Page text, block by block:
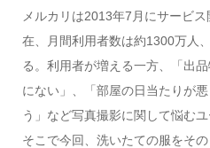
メルカリは2013年7月にサービ
在、月間利用者数は約1300万人
る。利用者が増える一方、「出
にない」、「部屋の日当たりが
う」など写真撮影に関して悩む
そこで今回、洗いたての服をそ